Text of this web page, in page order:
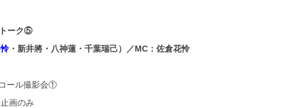
トーク⑤
・新井將・八神蓮・千葉瑞己）／MC：佐倉花怜
ール撮影会①
画のみ